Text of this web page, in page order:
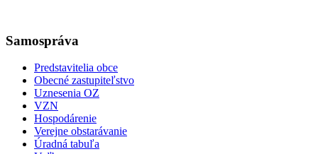
Samospráva
Predstavitelia obce
Obecné zastupiteľstvo
Uznesenia OZ
VZN
Hospodárenie
Verejne obstarávanie
Úradná tabuľa